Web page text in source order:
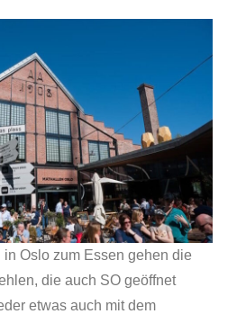
in Oslo zum Essen gehen die
die auch SO geöffnet
etwas auch mit dem